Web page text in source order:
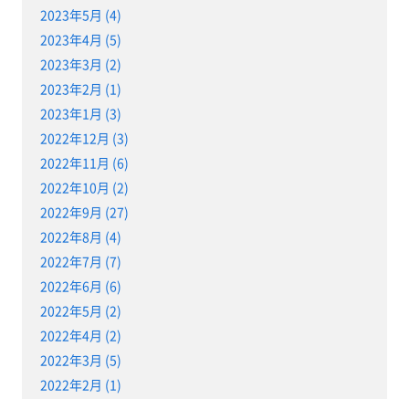
2023年5月 (4)
2023年4月 (5)
2023年3月 (2)
2023年2月 (1)
2023年1月 (3)
2022年12月 (3)
2022年11月 (6)
2022年10月 (2)
2022年9月 (27)
2022年8月 (4)
2022年7月 (7)
2022年6月 (6)
2022年5月 (2)
2022年4月 (2)
2022年3月 (5)
2022年2月 (1)